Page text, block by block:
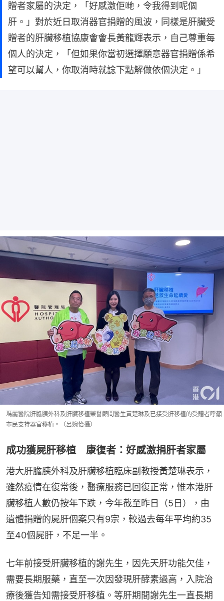
贈者家屬的決定，「好感激佢哋，令我得到呢個
肝。」對於近日取消器官捐贈的風波，同樣是肝臟受
贈者的肝臟移植協康會會長黃龍輝表示，自己尊重每
個人的決定，「但如果你當初選擇願意器官捐贈係希
望可以幫人，你取消時就諗下點解做依個決定。」
瑪麗醫院肝膽胰外科及肝臟移植榮譽顧問醫生黃楚琳及已接受肝移植的受贈者呼籲
市民支持器官移植。（呂婉怡攝）
成功獲屍肝移植 康復者：好感激捐肝者家屬
港大肝膽胰外科及肝臟移植臨床副教授黃楚琳表示，
雖然疫情在復常後，醫療服務已回復正常，惟本港肝
臟移植人數仍按年下跌，今年截至昨日（5日），由
遺體捐贈的屍肝個案只有9宗，較過去每年平均約35
至40個屍肝，不足一半。
七年前接受肝臟移植的謝先生，因先天肝功能欠佳，
需要長期服藥，直至一次因發現肝酵素過高，入院治
療後獲告知需接受肝移植。等肝期間謝先生一直長期